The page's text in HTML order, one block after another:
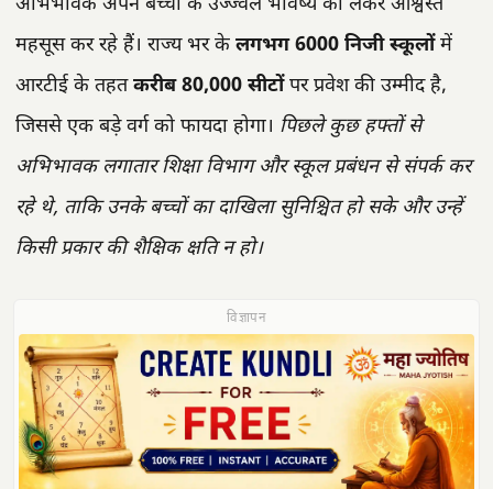
महसूस कर रहे हैं। राज्य भर के लगभग 6000 निजी स्कूलोंमें
आरटीई के तहतकरीब 80,000 सीटोंपर प्रवेश की उम्मीद है,
जिससे एक बड़े वर्ग को फायदा होगा। पिछले कुछ हफ्तों से
अभिभावक लगातार शिक्षा विभाग और स्कूल प्रबंधन से संपर्क कर
रहे थे, ताकि उनके बच्चों का दाखिला सुनिश्चित हो सके और उन्हें
किसी प्रकार की शैक्षिक क्षति न हो।
विज्ञापन